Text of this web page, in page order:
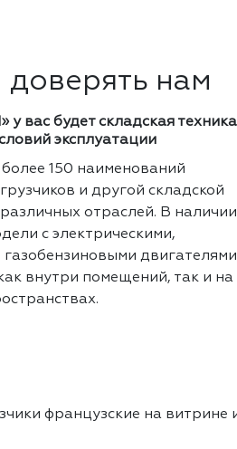
доверять нам
у вас будет складская техника
эксплуатации
150 наименований
и другой складской
отраслей. В наличии
с электрическими,
двигателями
внутри помещений, так и на
французские на